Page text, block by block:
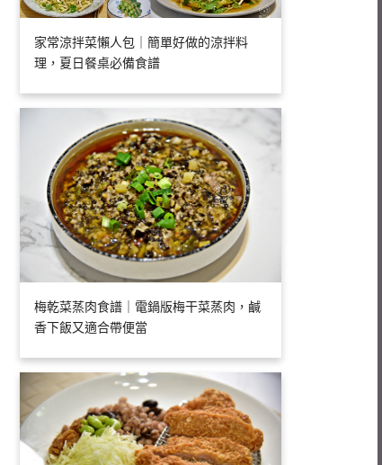
家常涼拌菜懶人包｜簡單好做的涼拌料
理，夏日餐桌必備食譜
梅乾菜蒸肉食譜｜電鍋版梅干菜蒸肉，鹹
香下飯又適合帶便當